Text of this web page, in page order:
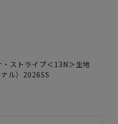
ストライプ＜13N＞生地
ル）2026SS